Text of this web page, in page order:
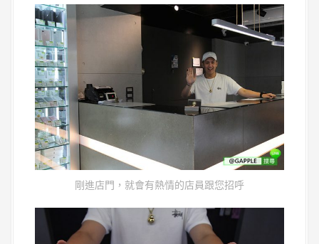
剛進店門，就會有熱情的店員跟您招呼